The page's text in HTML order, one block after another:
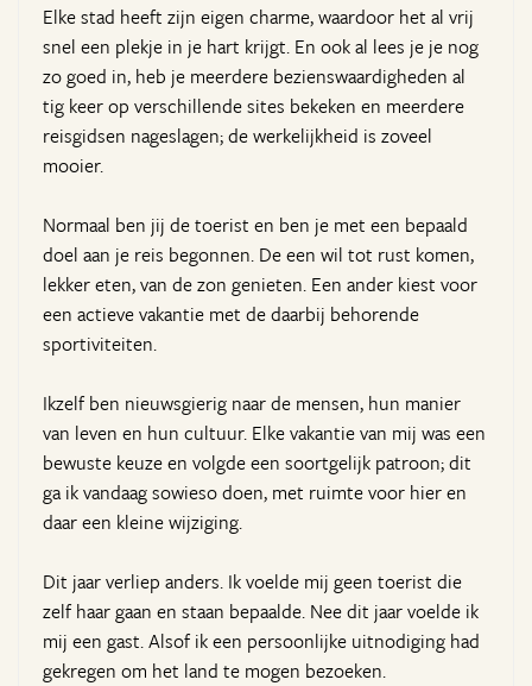
Elke stad heeft zijn eigen charme, waardoor het al vrij
snel een plekje in je hart krijgt. En ook al lees je je nog
zo goed in, heb je meerdere bezienswaardigheden al
tig keer op verschillende sites bekeken en meerdere
reisgidsen nageslagen; de werkelijkheid is zoveel
mooier.
Normaal ben jij de toerist en ben je met een bepaald
doel aan je reis begonnen. De een wil tot rust komen,
lekker eten, van de zon genieten. Een ander kiest voor
een actieve vakantie met de daarbij behorende
sportiviteiten.
Ikzelf ben nieuwsgierig naar de mensen, hun manier
van leven en hun cultuur. Elke vakantie van mij was een
bewuste keuze en volgde een soortgelijk patroon; dit
ga ik vandaag sowieso doen, met ruimte voor hier en
daar een kleine wijziging.
Dit jaar verliep anders. Ik voelde mij geen toerist die
zelf haar gaan en staan bepaalde. Nee dit jaar voelde ik
mij een gast. Alsof ik een persoonlijke uitnodiging had
gekregen om het land te mogen bezoeken.